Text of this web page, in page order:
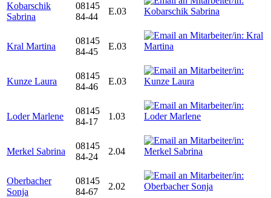
Kobarschik
Sabrina
08145
84-44
E.03
Kral Martina
08145
84-45
E.03
Kunze Laura
08145
84-46
E.03
Loder Marlene
08145
84-17
1.03
Merkel Sabrina
08145
84-24
2.04
Oberbacher
Sonja
08145
84-67
2.02